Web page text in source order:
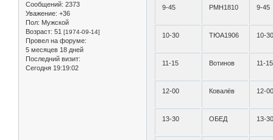
Сообщений: 2373
Уважение: +36
Пол: Мужской
Возраст: 51 [1974-09-14]
Провел на форуме:
5 месяцев 18 дней
Последний визит:
Сегодня 19:19:02
9-45 РМН1810 9-45
10-30 ТЮА1906 10-
11-15 Вотинов 11-15
12-00 Ковалёв 12-
13-30 ОБЕД 13-